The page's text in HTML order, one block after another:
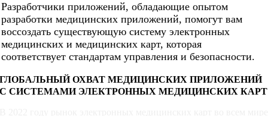
Разработчики приложений, обладающие опытом
разработки медицинских приложений, помогут вам
воссоздать существующую систему электронных
медицинских и медицинских карт, которая
соответствует стандартам управления и безопасности.
ГЛОБАЛЬНЫЙ ОХВАТ МЕДИЦИНСКИХ ПРИЛОЖЕНИЙ
С СИСТЕМАМИ ЭЛЕКТРОННЫХ МЕДИЦИНСКИХ КАРТ